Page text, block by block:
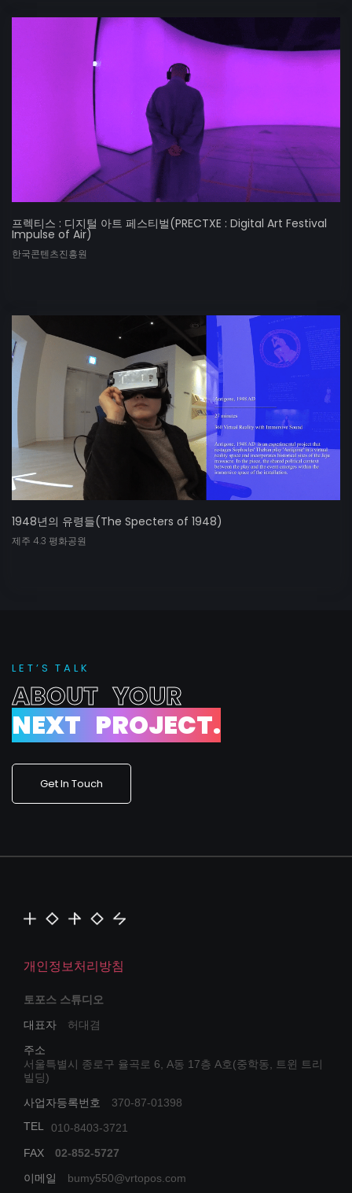
프렉티스 : 디지털 아트 페스티벌(PRECTXE : Digital Art Festival
Impulse of Air)
한국콘텐츠진흥원
1948년의 유령들(The Specters of 1948)
제주 4.3 평화공원
LE T ’ S T A LK
ABOUT YOUR
NEXT PROJECT.
Get In Touch
개인정보처리방침
토포스 스튜디오
대표자
허대겸
주소
서울특별시 종로구 율곡로 6, A동 17층 A호(중학동, 트윈 트리
빌딩)
사업자등록번호
370-87-01398
TEL
010-8403-3721
FAX
02-852-5727
이메일
bumy550@vrtopos.com